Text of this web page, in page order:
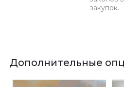
закупок.
Дополнительные